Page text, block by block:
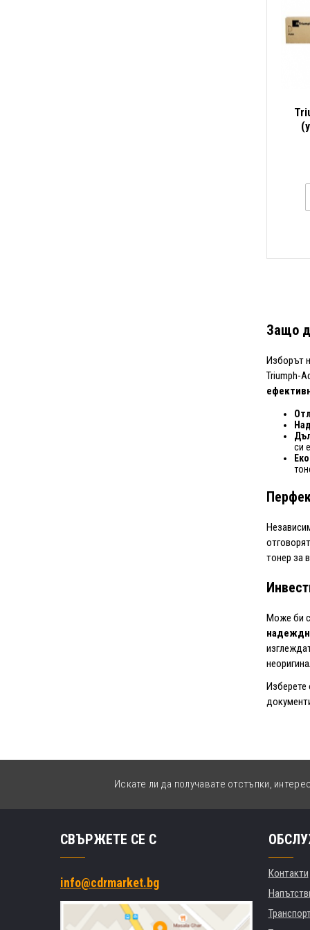
Защо
Изборът
Triumph-
си
тонер за
Може би
Изберете
Искате ли да получавате отстъпки,
СВЪРЖЕТЕ СЕ С
info@cdrmarket.bg
Контакти